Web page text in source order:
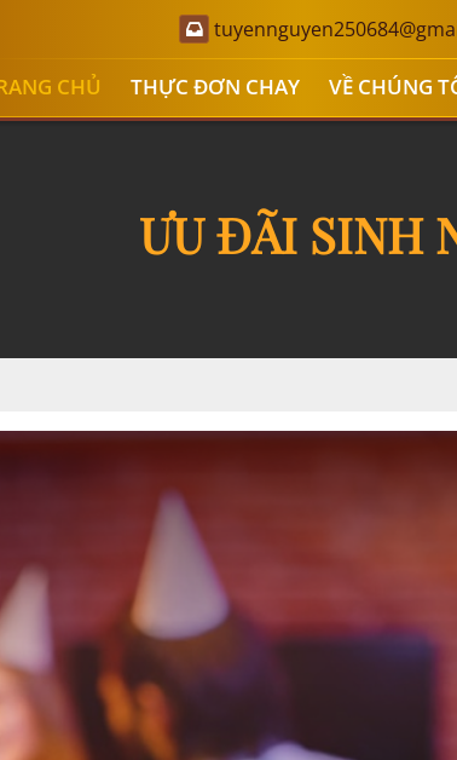
CHỦ THỰC ĐƠN CHAY VỀ CHÚNG
ƯU ĐÃI SINH